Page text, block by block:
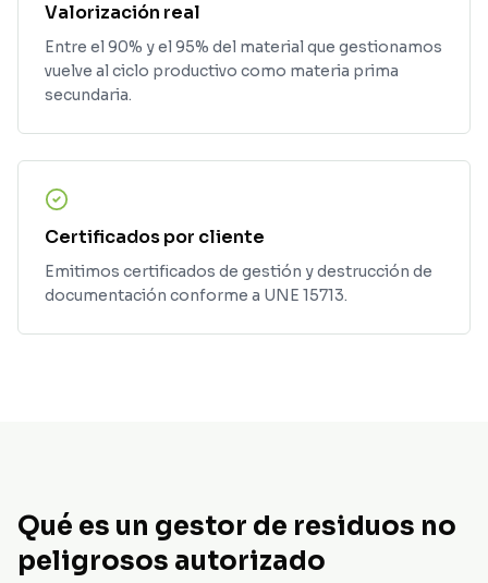
Valorización real
Entre el 90% y el 95% del material que gestionamos
vuelve al ciclo productivo como materia prima
secundaria.
Certificados por cliente
Emitimos certificados de gestión y destrucción de
documentación conforme a UNE 15713.
Qué es un gestor de residuos no
peligrosos autorizado